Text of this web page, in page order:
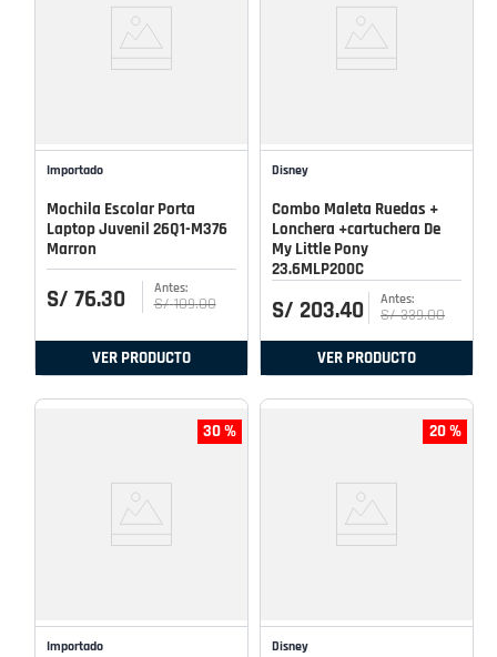
Importado
Mochila Escolar Porta
Laptop Juvenil 26Q1-M376
Marron
S/ 76.30 S/ 109.00
VER PRODUCTO
Disney
Combo Maleta Ruedas +
Lonchera +cartuchera De
My Little Pony
23.6MLP200C
S/ 203.40 S/ 339.00
VER PRODUCTO
30 %
Importado
20 %
Disney